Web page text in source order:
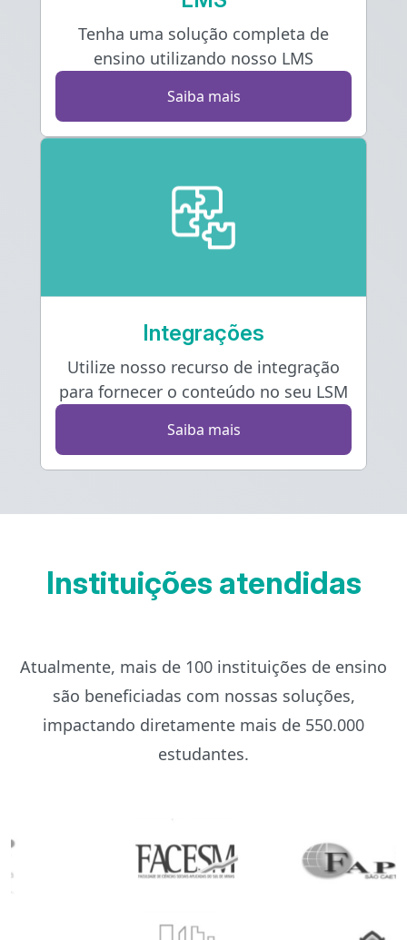
Tenha uma solução completa de
ensino utilizando nosso LMS
Saiba mais
Integrações
Utilize nosso recurso de integração
para fornecer o conteúdo no seu LSM
Saiba mais
Instituições atendidas
Atualmente, mais de 100 instituições de ensino
são beneficiadas com nossas soluções,
impactando diretamente mais de 550.000
estudantes.